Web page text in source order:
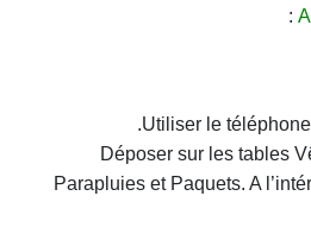
Utiliser le
Déposer sur les tables
Parapluies et Paquets. A